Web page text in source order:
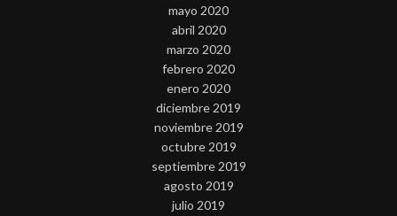
mayo 2020
abril 2020
marzo 2020
febrero 2020
enero 2020
diciembre 2019
noviembre 2019
octubre 2019
septiembre 2019
agosto 2019
julio 2019